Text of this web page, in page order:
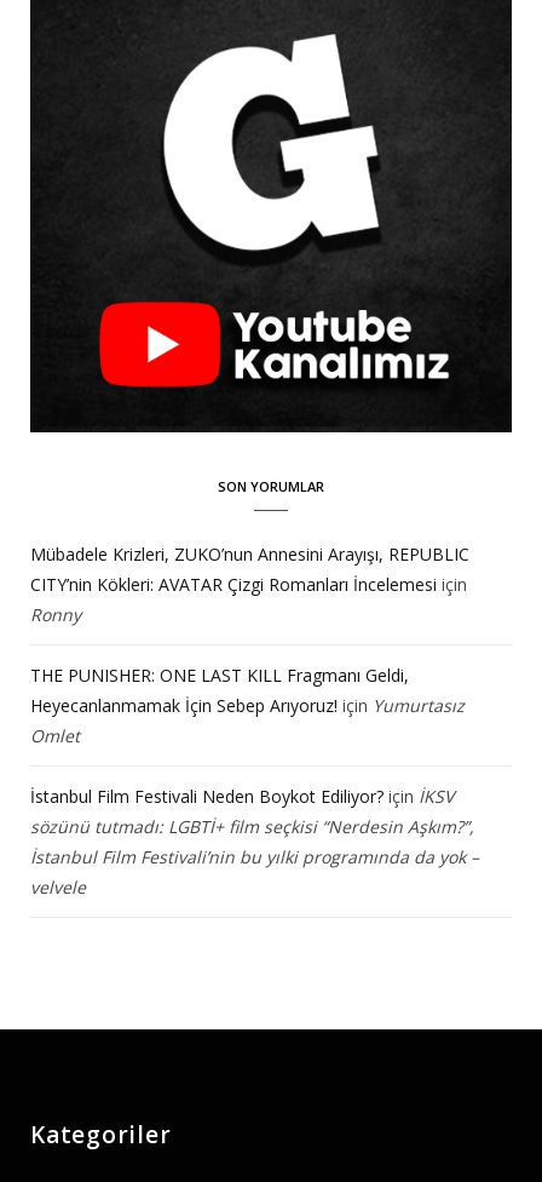
SON YORUMLAR
Mübadele Krizleri, ZUKO’nun Annesini Arayışı, REPUBLIC
CITY’nin Kökleri: AVATAR Çizgi Romanları İncelemesi için
Ronny
THE PUNISHER: ONE LAST KILL Fragmanı Geldi,
Heyecanlanmamak İçin Sebep Arıyoruz! için Yumurtasız
Omlet
İstanbul Film Festivali Neden Boykot Ediliyor? için İKSV
sözünü tutmadı: LGBTİ+ film seçkisi “Nerdesin Aşkım?”,
İstanbul Film Festivali’nin bu yılki programında da yok –
velvele
Kategoriler